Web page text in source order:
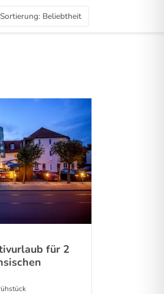
Sortierung: Beliebtheit
für 2